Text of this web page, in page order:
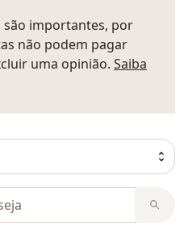
são importantes, por
não podem pagar
uma opinião. Saiba